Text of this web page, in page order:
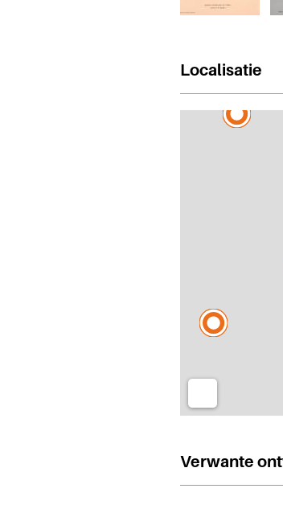
Localisatie
Verwante